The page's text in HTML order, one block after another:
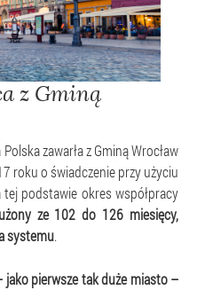
z Gminą
zawarła z Gminą Wrocław
roku o świadczenie przy użyciu
podstawie okres współpracy
ze 102 do 126 miesięcy,
systemu.
pierwsze tak duże miasto –